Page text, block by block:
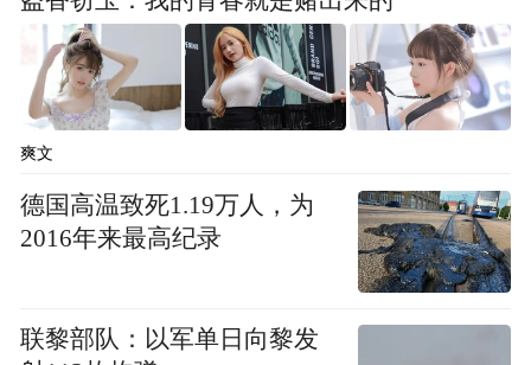
Notice: The content above (including the videos,
pictures and audios if any) is uploaded and posted
by the user of Dafeng Hao, which is a social media
platform and merely provides information storage
space services.”
爽文
德国高温致死1.19万人，为
2016年来最高纪录
联黎部队：以军单日向黎发